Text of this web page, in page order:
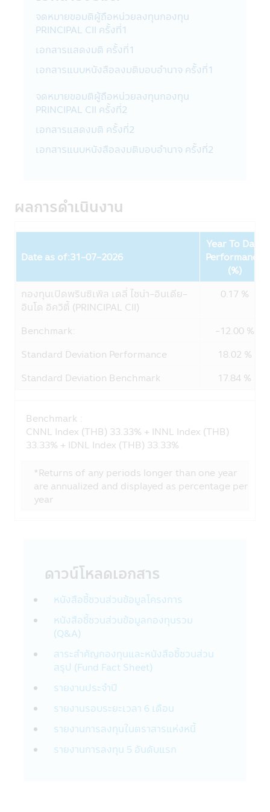
การใช้รหัสผ่าน
ความรับผิดชอบในการเก็บดูแลรหัสผ่านนั้นเป็น
สิ่งที่ลูกค้าต้องรับผิดชอบ โปรดแน่ใจว่ารหัส
ผ่านของท่านไม่ได้ถูกเปิดเผยต่อบุคคลอื่นๆ ไม่
ว่าในเวลาและสถานการณ์ใด กรุณาแจ้งทางบริ
ษัทฯ ทันทีที่พบว่ามีการใช้รหัสผ่านโดยที่ไม่ได้รับ
อนุญาตจากท่านหรือมีการละเมิดความปลอดภัย
ของรหัสผ่าน
การใช้และการเปิดเผย
บริษัทอาจเปิดเผยข้อมูลส่วนบุคคลของท่านหรือ
เป็นส่วนตัว
บริษัทฯ อาจจะใช้ข้อมูลส่วนบุคคลหรือข้อมูล
กับสมาชิกบริษัทในกลุ่มของ CIMB-Principal
และ Principal Financial Group :
กลุ่มของ CIMB-Principal และ Principal
Financial Group เช่น
• แนะนำสินค้าและบริการทางการเงิน เช่น
ท่าน
• ประเมินและดำเนินการโปรแกรมประยุกต์ที่
สอดคล้องกับสินค้าและบริการทางการเงิน เช่น
หน่วยลงทุนกองทุนรวมของท่าน
ต่อท่าน
• เพื่อช่วยให้บริษัทฯจัดการข้อความพร้อมใช้
งานและการเชื่อมต่อของผลิตภัณฑ์ บริการ และ
• เพื่อจัดการความเสี่ยง เพื่อช่วยตรวจจับและ
ป้องกันการกระทำที่ผิดกฎหมายและการฉ้อโกง
ที่อาจเกิดขึ้นรวมถึงการละเมิดอื่นๆ ต่อนโยบาย
บริการภายนอกที่ให้บริการกับบริษัทฯ
บริการแก่ท่าน เช่น ให้บริการยืนยันตัวตนของ
ท่าน
• ผู้บริการภายนอกบริษัทฯ เช่น ผู้ให้บริการ
การจัดส่งเอกสาร, ผู้ให้บริการด้านระบบ IT ผู้
ดำเนินการกรอกข้อมูล, โรงพิมพ์, ผู้ตรวจสอบ
รวมถึงผู้เชี่ยวชาญในด้านต่างๆ, การจัดส่ง
โฆษณาสำหรับผลิตภัณฑ์และบริการ และบริษัท
ภายนอกอื่นๆ ที่สนับสนุนการให้บริการของบริ
ษัทฯแก่ท่าน
• บุคคลที่ได้รับการแต่งตั้งให้ทำหน้าที่แทนท่าน
• ผู้เชี่ยวชาญด้านต่างๆ ที่ได้รับมอบหมายจา
กบริษัทฯเพื่อช่วยการบริการจัดการเงินลงทุน
จดหมายขอมติผู้ถือหน่วยลงทุนกองทุน
PRINCIPAL CII ครั้งที่1
เอกสารแสดงมติ ครั้งที่1
เอกสารแนบหนังสือลงมติมอบอำนาจ ครั้งที่1
จดหมายขอมติผู้ถือหน่วยลงทุนกองทุน
PRINCIPAL CII ครั้งที่2
เอกสารแสดงมติ ครั้งที่2
เอกสารแนบหนังสือลงมติมอบอำนาจ ครั้งที่2
ผลการดำเนินงาน
Date as of:31-07-2026
Year To Date
Performance
(%)
กองทุนเปิดพรินซิเพิล เดลี่ ไชน่า-อินเดีย-
อินโด อิควิตี้ (PRINCIPAL CII)
0.17 %
Benchmark:
-12.00 %
Standard Deviation Performance
18.02 %
Standard Deviation Benchmark
17.84 %
Benchmark :
CNNL Index (THB) 33.33% + INNL Index (THB)
33.33% + IDNL Index (THB) 33.33%
*Returns of any periods longer than one year
are annualized and displayed as percentage per
year
ดาวน์โหลดเอกสาร
หนังสือชี้ชวนส่วนข้อมูลโครงการ
หนังสือชี้ชวนส่วนข้อมูลกองทุนรวม
(Q&A)
สาระสำคัญกองทุนและหนังสือชี้ชวนส่วน
สรุป (Fund Fact Sheet)
รายงานประจำปี
รายงานรอบระยะเวลา 6 เดือน
รายงานการลงทุนในตราสารแห่งหนี้
รายงานการลงทุน 5 อันดับแรก